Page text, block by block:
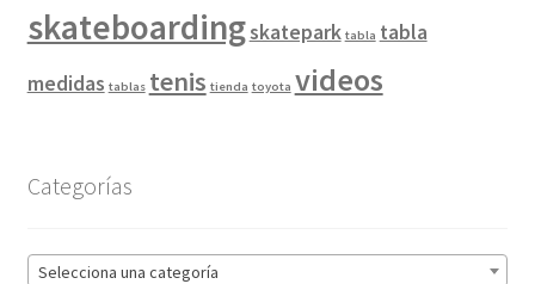
skateboardingskatepark tabla tabla
medidas tablas tenis tienda toyota videos
Categorías
Selecciona una categoría